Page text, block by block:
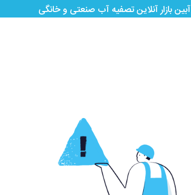
آبین بازار آنلاین تصفیه آب صنعتی و خانگی